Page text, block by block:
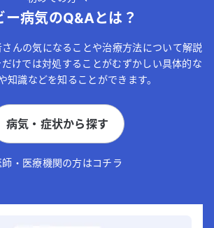
ー病気のQ&Aとは？
んの気になることや治療方法について解説
けでは対処することがむずかしい具体的な
知識などを知ることができます。
病気・症状から探す
師・医療機関の方はコチラ